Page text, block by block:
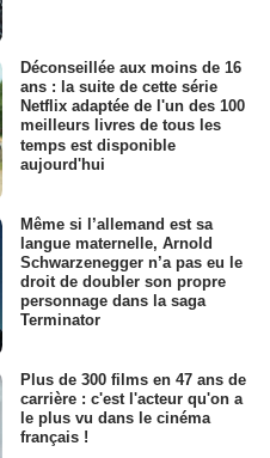
Déconseillée aux moins de 16
ans : la suite de cette série
Netflix adaptée de l'un des 100
meilleurs livres de tous les
temps est disponible
aujourd'hui
Même si l’allemand est sa
langue maternelle, Arnold
Schwarzenegger n’a pas eu le
droit de doubler son propre
personnage dans la saga
Terminator
Plus de 300 films en 47 ans de
carrière : c'est l'acteur qu'on a
le plus vu dans le cinéma
français !